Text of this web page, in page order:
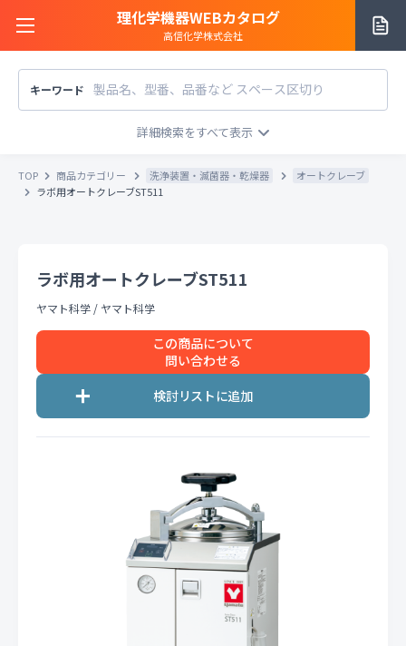
理化学機器WEBカタログ
高信化学株式会社
サイトご利用方法
お知らせ一覧
お問い合わせ
キーワード
メーカー/販売元
税込 税抜 価格「お問い合わせ」を除外
条件をクリア 検索
TOP 商品カテゴリー 洗浄装置・滅菌器・乾燥器
オートクレーブ
ラボ用オートクレーブST511
ラボ用オートクレーブST511
ヤマト科学 / ヤマト科学
この商品について
問い合わせる